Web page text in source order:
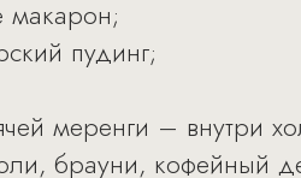
макарон;
пудинг;
меренги – внутри
брауни, кофейный